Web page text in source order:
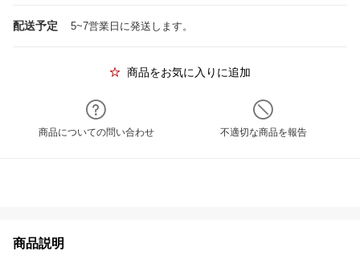
配送予定 5~7営業日に発送します。
商品をお気に入りに追加
商品についての問い合わせ 不適切な商品を報告
商品説明